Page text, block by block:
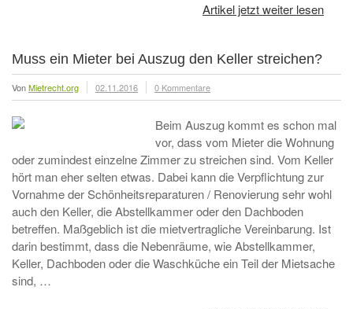
Artikel jetzt weiter lesen
Muss ein Mieter bei Auszug den Keller streichen?
VonMietrecht.org 02.11.2016 0 Kommentare
Beim Auszug kommt es schon mal
vor, dass vom Mieter die Wohnung
oder zumindest einzelne Zimmer zu streichen sind. Vom Keller
hört man eher selten etwas. Dabei kann die Verpflichtung zur
Vornahme der Schönheitsreparaturen / Renovierung sehr wohl
auch den Keller, die Abstellkammer oder den Dachboden
betreffen. Maßgeblich ist die mietvertragliche Vereinbarung. Ist
darin bestimmt, dass die Nebenräume, wie Abstellkammer,
Keller, Dachboden oder die Waschküche ein Teil der Mietsache
sind, …